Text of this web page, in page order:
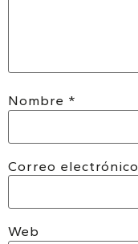
Nombre *
Correo electrónico
Web